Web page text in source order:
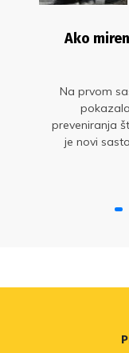
Ako
Na prvom
preveniranja
je novi